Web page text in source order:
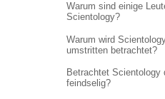
Warum sind einige
Scientology?
Warum wird
umstritten betrachtet?
Betrachtet Scientology
feindselig?